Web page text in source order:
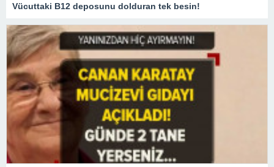
Vücuttaki B12 deposunu dolduran tek besin!